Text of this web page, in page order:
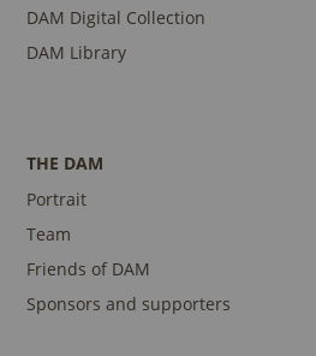
DAM Digital Collection
DAM Library
THE DAM
Portrait
Team
Friends of DAM
Sponsors and supporters